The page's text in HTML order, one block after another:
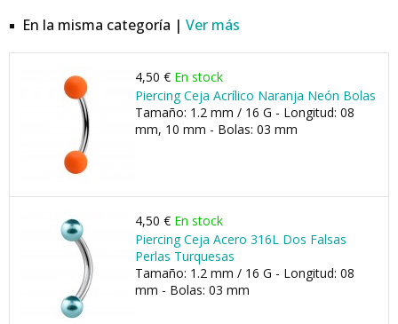
En la misma categoría | Ver más
4,50 € En stock
Piercing Ceja Acrílico Naranja Neón Bolas
Tamaño: 1.2 mm / 16 G - Longitud: 08
mm, 10 mm - Bolas: 03 mm
4,50 € En stock
Piercing Ceja Acero 316L Dos Falsas
Perlas Turquesas
Tamaño: 1.2 mm / 16 G - Longitud: 08
mm - Bolas: 03 mm